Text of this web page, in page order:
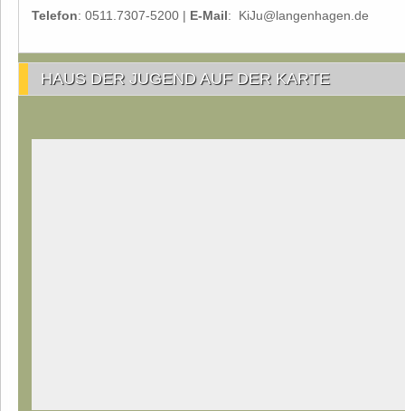
Telefon: 0511.7307-5200 | E-Mail: KiJu@langenhagen.de
HAUS DER JUGEND AUF DER KARTE